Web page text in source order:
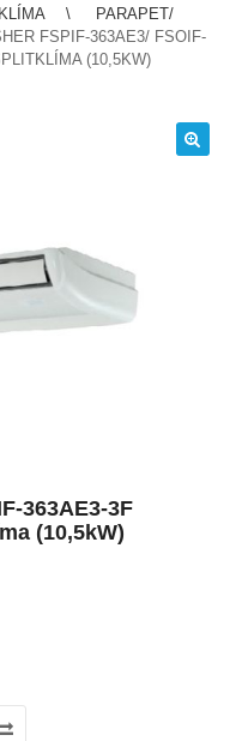
PARAPET/
FSPIF-363AE3/ FSOIF-
(10,5KW)
363AE3-3F
(10,5kW)